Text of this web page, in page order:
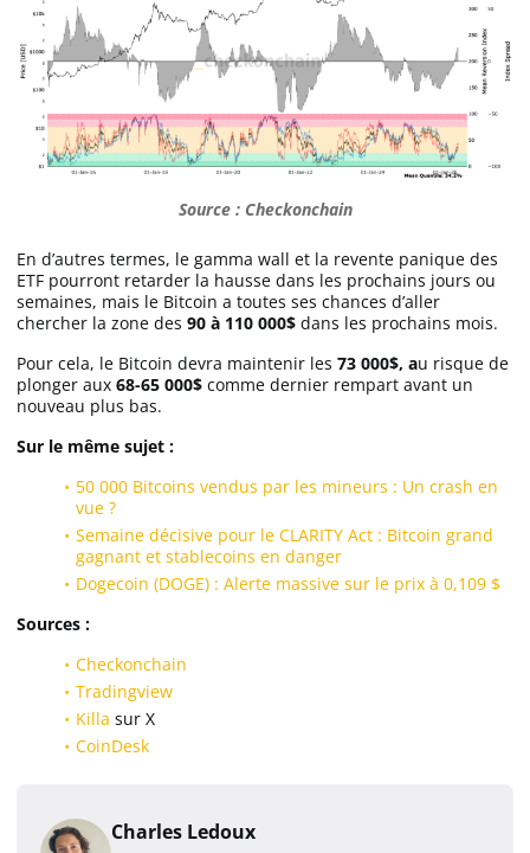
Source : Checkonchain
En d’autres termes, le gamma wall et la revente panique des
ETF pourront retarder la hausse dans les prochains jours ou
semaines, mais le Bitcoin a toutes ses chances d’aller
chercher la zone des 90 à 110 000$ dans les prochains mois.
Pour cela, le Bitcoin devra maintenir les 73 000$, au risque de
plonger aux 68-65 000$ comme dernier rempart avant un
nouveau plus bas.
Sur le même sujet :
50 000 Bitcoins vendus par les mineurs : Un crash en
vue ?
Semaine décisive pour le CLARITY Act : Bitcoin grand
gagnant et stablecoins en danger
Dogecoin (DOGE) : Alerte massive sur le prix à 0,109 $
Sources :
Checkonchain
Tradingview
Killa sur X
CoinDesk
Charles Ledoux